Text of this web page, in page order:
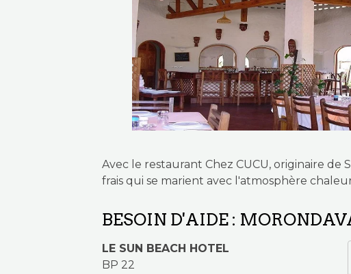
Avec le restaurant Chez CUCU, originaire
frais qui se marient avec l'atmosphère
BESOIN D'AIDE :
LE SUN BEACH HOTEL
BP 22